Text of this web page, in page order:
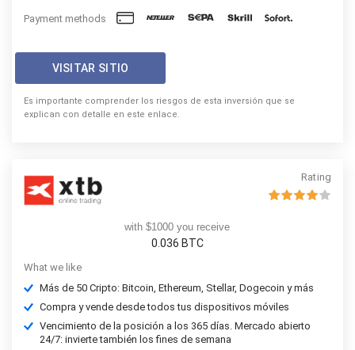
Payment methods
VISITAR SITIO
Es importante comprender los riesgos de esta inversión que se
explican con detalle en este enlace.
Rating
with $1000 you receive
0.036 BTC
What we like
Más de 50 Cripto: Bitcoin, Ethereum, Stellar, Dogecoin y más
Compra y vende desde todos tus dispositivos móviles
Vencimiento de la posición a los 365 días. Mercado abierto
24/7: invierte también los fines de semana